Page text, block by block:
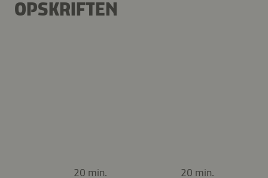
OPSKRIFTEN
20 min. 20 min.